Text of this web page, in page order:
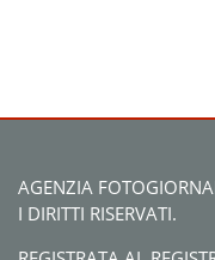
AGENZIA
I DIRITTI RISERVATI.